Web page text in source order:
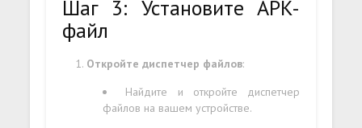
Шаг 3: Установите APK-
файл
Откройте диспетчер файлов:
Найдите и откройте диспетчер
файлов на вашем устройстве.